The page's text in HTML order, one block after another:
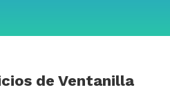
de Ventanilla